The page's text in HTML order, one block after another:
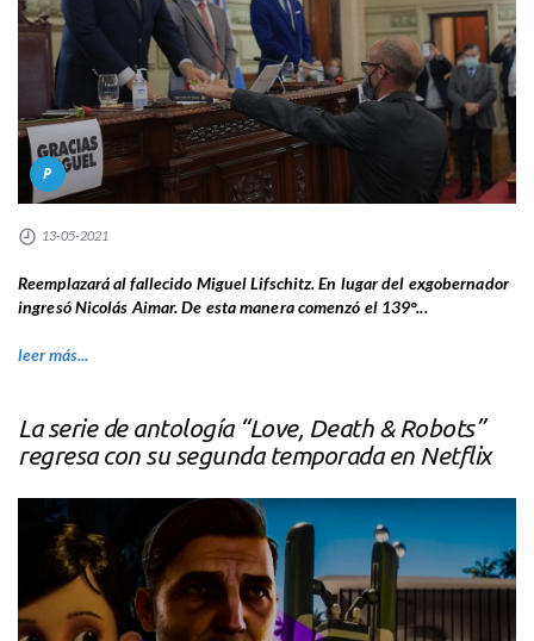
P
13-05-2021
Reemplazará al fallecido Miguel Lifschitz. En lugar del exgobernador
ingresó Nicolás Aimar. De esta manera comenzó el 139°...
leer más...
La serie de antología “Love, Death & Robots”
regresa con su segunda temporada en Netflix